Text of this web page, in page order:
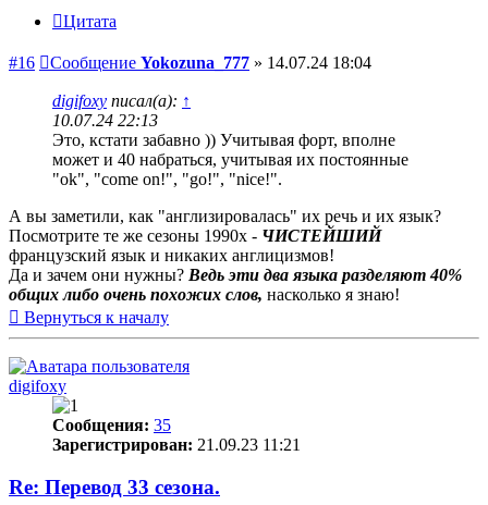
Цитата
#16 Сообщение Yokozuna_777 » 14.07.24 18:04
digifoxy писал(а): ↑
10.07.24 22:13
Это, кстати забавно )) Учитывая форт, вполне
может и 40 набраться, учитывая их постоянные
"ok", "come on!", "go!", "nice!".
А вы заметили, как "англизировалась" их речь и их язык?
Посмотрите те же сезоны 1990х - ЧИСТЕЙШИЙ
французский язык и никаких англицизмов!
Да и зачем они нужны? Ведь эти два языка разделяют 40%
общих либо очень похожих слов, насколько я знаю!
Вернуться к началу
digifoxy
Сообщения: 35
Зарегистрирован: 21.09.23 11:21
Re: Перевод 33 сезона.